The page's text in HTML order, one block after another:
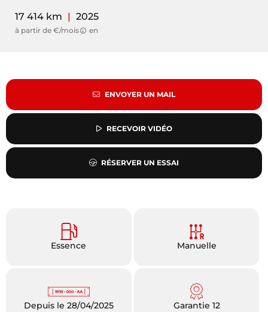
17 414 km | 2025
à partir de €/mois en
ENVOYER UN MAIL
RECEVOIR VIDÉO
RÉSERVER UN ESSAI
Essence Manuelle
Depuis le 28/04/2025 Garantie 12